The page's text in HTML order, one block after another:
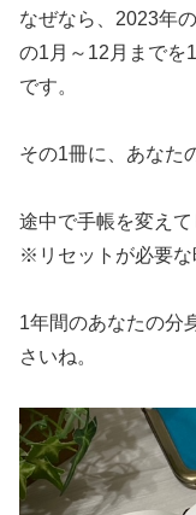
なぜなら、2023年
の1月～12月までを
です。
その1冊に、あなた
途中で手帳を変えて
※リセットが必要な
1年間のあなたの分
さいね。